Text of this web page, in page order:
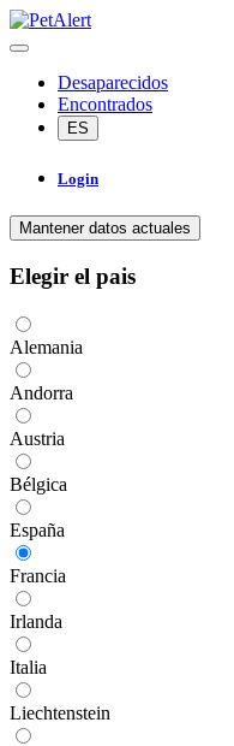
Desaparecidos
Encontrados
ES
Login
Mantener datos actuales
Elegir el pais
Alemania
Andorra
Austria
Bélgica
España
Francia
Irlanda
Italia
Liechtenstein